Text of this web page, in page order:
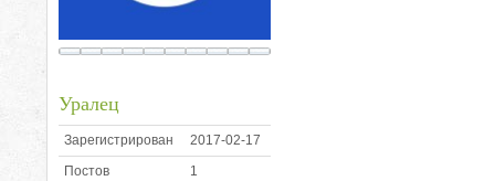
Уралец
Зарегистрирован
2017-02-17
Постов
1